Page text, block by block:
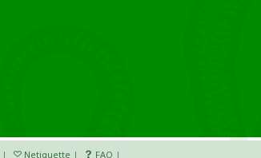
| Netiquette | FAQ |